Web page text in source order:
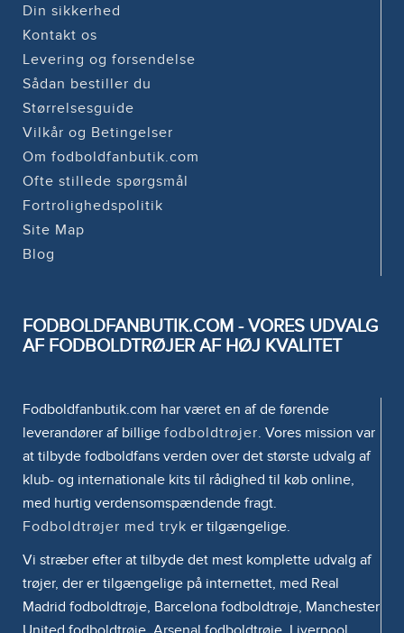
Din sikkerhed
Kontakt os
Levering og forsendelse
Sådan bestiller du
Størrelsesguide
Vilkår og Betingelser
Om fodboldfanbutik.com
Ofte stillede spørgsmål
Fortrolighedspolitik
Site Map
Blog
FODBOLDFANBUTIK.COM - VORES UDVALG
AF FODBOLDTRØJER AF HØJ KVALITET
Fodboldfanbutik.com har været en af de førende
leverandører af billige fodboldtrøjer. Vores mission var
at tilbyde fodboldfans verden over det største udvalg af
klub- og internationale kits til rådighed til køb online,
med hurtig verdensomspændende fragt.
Fodboldtrøjer med tryk er tilgængelige.
Vi stræber efter at tilbyde det mest komplette udvalg af
trøjer, der er tilgængelige på internettet, med Real
Madrid fodboldtrøje, Barcelona fodboldtrøje, Manchester